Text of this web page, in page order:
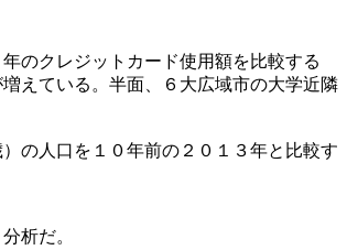
のクレジットカード使用額を比較する
えている。半面、６大広域市の大学近隣
の人口を１０年前の２０１３年と比較す
析だ。